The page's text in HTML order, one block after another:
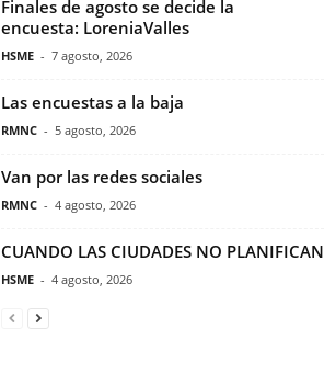
Finales de agosto se decide la
encuesta: LoreniaValles
HSME - 7 agosto, 2026
Las encuestas a la baja
RMNC - 5 agosto, 2026
Van por las redes sociales
RMNC - 4 agosto, 2026
CUANDO LAS CIUDADES NO PLANIFICAN
HSME - 4 agosto, 2026